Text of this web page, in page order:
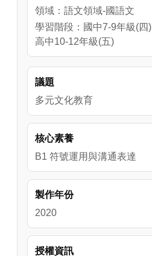
領域：語文領域-國語文
學習階段：國中7-9年級(四)
高中10-12年級(五)
議題
多元文化教育
核心素養
B1 符號運用與溝通表達
製作年份
2020
授權資訊